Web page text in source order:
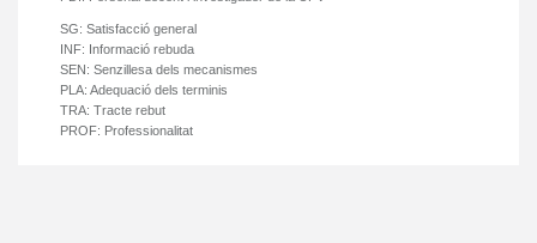
SG: Satisfacció general
INF: Informació rebuda
SEN: Senzillesa dels mecanismes
PLA: Adequació dels terminis
TRA: Tracte rebut
PROF: Professionalitat